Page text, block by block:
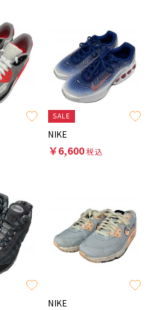
SALE
NIKE
￥6,600税込
NIKE